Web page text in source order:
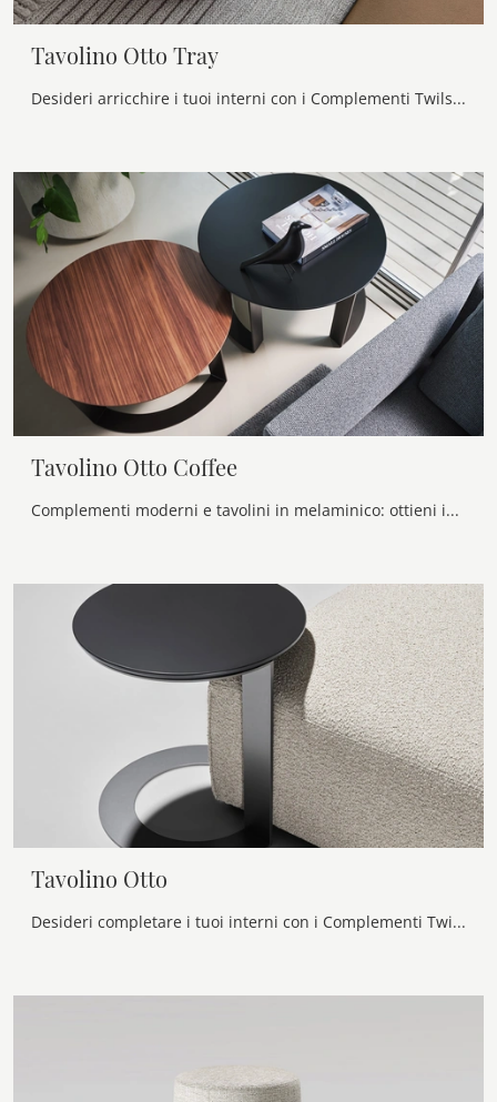
Tavolino Otto Tray
Desideri arricchire i tuoi interni con i Complementi Twils? Ti presentiamo vari modelli di tavolini in laccato come Tavolino Otto Tray.
Tavolino Otto Coffee
Complementi moderni e tavolini in melaminico: ottieni informazioni sul modello Tavolino Otto Coffee di Twils e potrai completare i tuoi locali.
Tavolino Otto
Desideri completare i tuoi interni con i Complementi Twils? Ecco qui vari modelli di tavolini in laccato come Tavolino Otto.